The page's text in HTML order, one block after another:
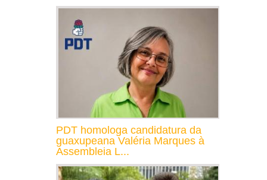
PDT homologa candidatura da
guaxupeana Valéria Marques à
Assembleia L...